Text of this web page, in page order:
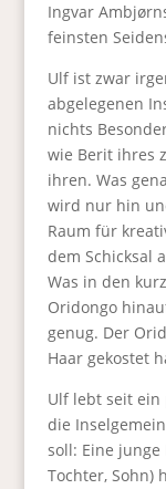
Ingvar
feinsten
Ulf ist zwar
abgelegenen
nichts
wie Berit ihres
ihren. Was
wird nur hin
Raum für
dem Schicksal
Was in den
Oridongo
genug. Der
Haar gekostet
Ulf lebt seit ein
die
soll: Eine junge
Tochter, Sohn)